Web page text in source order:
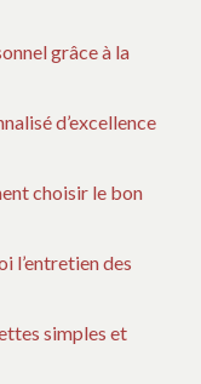
grâce à la
d’excellence
choisir le bon
l’entretien des
simples et